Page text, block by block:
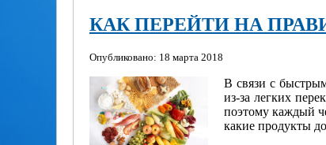
КАК ПЕРЕЙТИ НА
Опубликовано: 18 марта 2018
В связи с
из-за легких
поэтому каждый
какие продукты